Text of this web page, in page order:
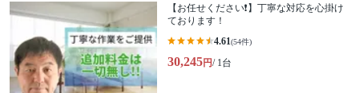
【お任せください❗️】丁寧な対応を心掛け
ております！
4.61(54件)
30,245円/ 1台